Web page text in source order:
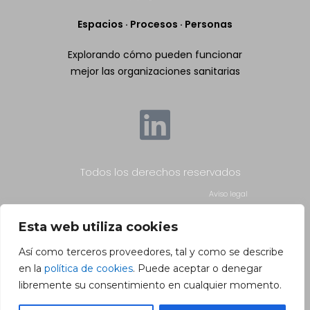
Esta web utiliza cookies
Así como terceros proveedores, tal y como se describe
en la política de cookies. Puede aceptar o denegar
libremente su consentimiento en cualquier momento.
Espacios · Procesos · Personas
Explorando cómo pueden funcionar
mejor las organizaciones sanitarias
Todos los derechos reservados
Aviso legal
Política de privacidad
Política de cookies